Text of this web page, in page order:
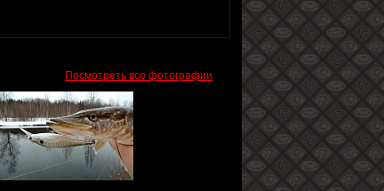
Посмотреть все фотографии